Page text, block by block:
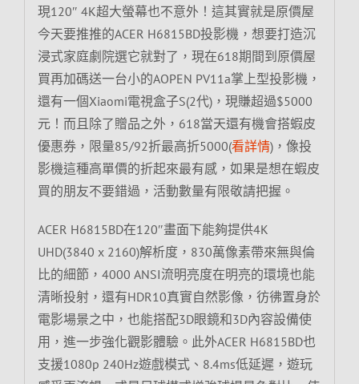
現120″ 4K超大螢幕也不意外！這其實就是原價屋
今天要推推的ACER H6815BD投影機，想要打造沉
浸式家庭劇院選它就對了，現在618期間到原價屋
買再加碼送一台小的AOPEN PV11a掌上型投影機，
還有一個Xiaomi電視盒子S(2代)，現賺超過$5000
元！而且除了贈品之外，618當天還有機會搭蝦皮
優惠券，限量85/92折最高折5000(看詳情)，像投
影機這種高單價的折起來最有感，如果是想在蝦皮
買的朋友不要錯過，活動數量有限敬請把握。
ACER H6815BD在120″畫面下能夠提供4K
UHD(3840 x 2160)解析度，830萬像素帶來無與倫
比的細節，4000 ANSI流明亮度在明亮的環境也能
清晰投射，還有HDR10真實自然影像，彷彿置身於
電影場景之中，也能搭配3D眼鏡和3D內容設備使
用，進一步強化觀影體驗。此外ACER H6815BD也
支援1080p 240Hz遊戲模式、8.4ms低延遲，遊玩